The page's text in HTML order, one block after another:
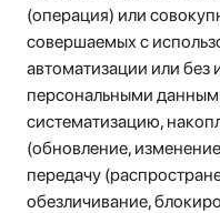
(операция) или
совершаемых с
автоматизации или без
персональными
систематизацию,
(обновление,
передачу
обезличивание,